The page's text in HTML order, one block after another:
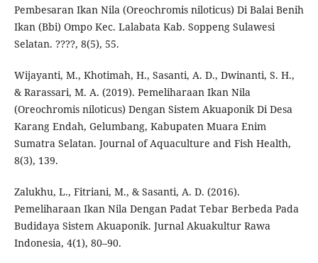
Pembesaran Ikan Nila (Oreochromis niloticus) Di Balai Benih
Ikan (Bbi) Ompo Kec. Lalabata Kab. Soppeng Sulawesi
Selatan. ????, 8(5), 55.
Wijayanti, M., Khotimah, H., Sasanti, A. D., Dwinanti, S. H.,
& Rarassari, M. A. (2019). Pemeliharaan Ikan Nila
(Oreochromis niloticus) Dengan Sistem Akuaponik Di Desa
Karang Endah, Gelumbang, Kabupaten Muara Enim
Sumatra Selatan. Journal of Aquaculture and Fish Health,
8(3), 139.
Zalukhu, L., Fitriani, M., & Sasanti, A. D. (2016).
Pemeliharaan Ikan Nila Dengan Padat Tebar Berbeda Pada
Budidaya Sistem Akuaponik. Jurnal Akuakultur Rawa
Indonesia, 4(1), 80–90.